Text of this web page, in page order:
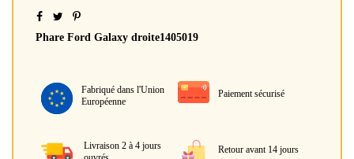
Phare Ford Galaxy droite1405019
Fabriqué dans l'Union
Européenne
Paiement sécurisé
Livraison 2 à 4 jours
Retour avant 14 jours